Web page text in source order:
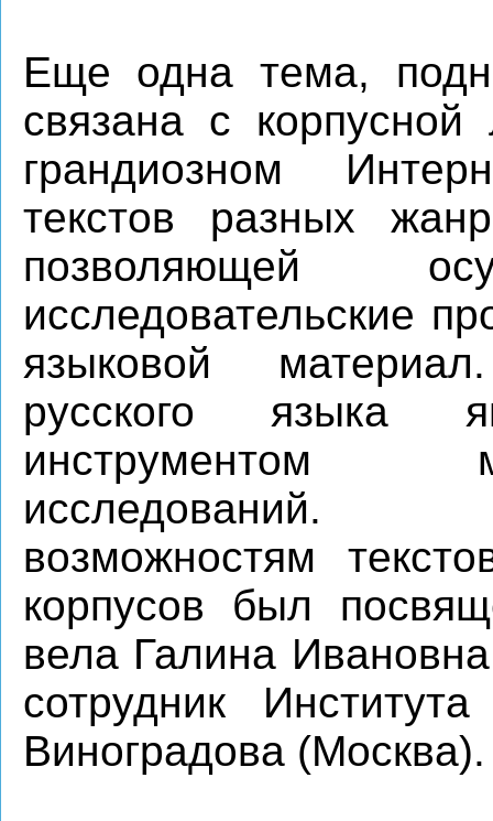
Еще одна тема,
связана с корпусной
грандиозном
текстов разных
позволяющей
исследовательские
языковой
русского языка
инструментом
исследований.
возможностям
корпусов был
вела Галина
сотрудник
Виноградова (Москва).